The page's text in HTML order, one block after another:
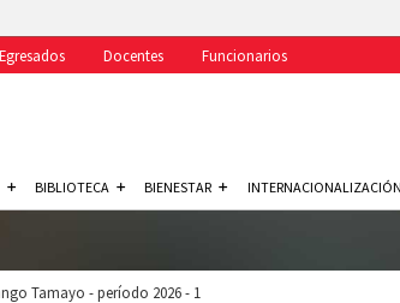
Egresados Docentes Funcionarios
BIBLIOTECA BIENESTAR INTERNACIONALIZACIÓN
Tamayo - período 2026 - 1